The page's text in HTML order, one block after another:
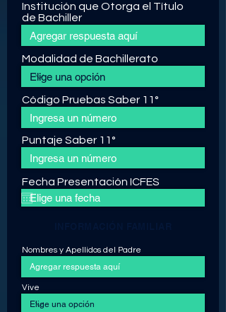
Institución que Otorga el Título
de Bachiller
Modalidad de Bachillerato
Código Pruebas Saber 11°
Puntaje Saber 11°
Fecha Presentación ICFES
Nombres y Apellidos del Padre
Vive